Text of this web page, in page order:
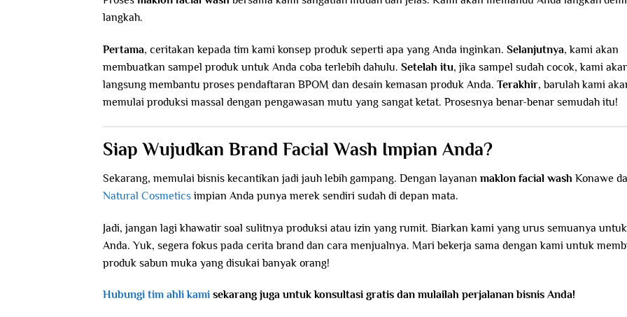
langkah.
Pertama, ceritakan kepada tim kami konsep produk seperti apa yang Anda inginkan. Selanjutnya, kami akan
membuatkan sampel produk untuk Anda coba terlebih dahulu. Setelah itu, jika sampel sudah cocok, kami
langsung membantu proses pendaftaran BPOM dan desain kemasan produk Anda. Terakhir, barulah kami
memulai produksi massal dengan pengawasan mutu yang sangat ketat. Prosesnya benar-benar semudah itu!
Siap Wujudkan Brand Facial Wash Impian Anda?
Sekarang, memulai bisnis kecantikan jadi jauh lebih gampang. Dengan layanan maklon facial wash Konawe
Natural Cosmetics impian Anda punya merek sendiri sudah di depan mata.
Jadi, jangan lagi khawatir soal sulitnya produksi atau izin yang rumit. Biarkan kami yang urus semuanya untuk
Anda. Yuk, segera fokus pada cerita brand dan cara menjualnya. Mari bekerja sama dengan kami untuk
produk sabun muka yang disukai banyak orang!
Hubungi tim ahli kami sekarang juga untuk konsultasi gratis dan mulailah perjalanan bisnis Anda!